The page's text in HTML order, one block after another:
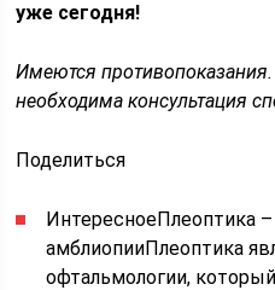
уже сегодня!
Имеются
необходима консультация
Поделиться
ИнтересноеПлеоптика –
амблиопииПлеоптика
офтальмологии,